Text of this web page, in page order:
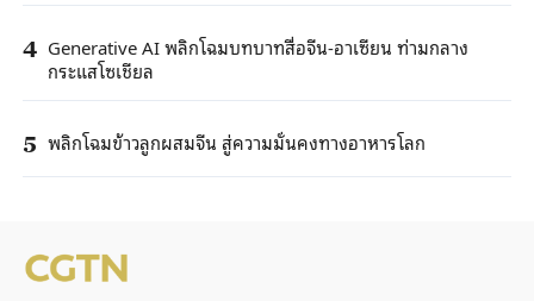
4 Generative AI พลิกโฉมบทบาทสื่อจีน-อาเซียน ท่ามกลาง
กระแสโซเชียล
5 พลิกโฉมข้าวลูกผสมจีน สู่ความมั่นคงทางอาหารโลก